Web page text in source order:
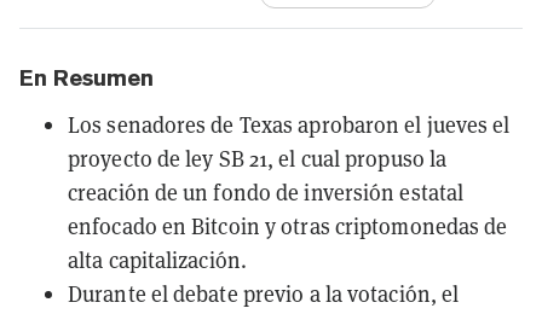
En Resumen
Los senadores de Texas aprobaron el jueves el
proyecto de ley SB 21, el cual propuso la
creación de un fondo de inversión estatal
enfocado en Bitcoin y otras criptomonedas de
alta capitalización.
Durante el debate previo a la votación, el